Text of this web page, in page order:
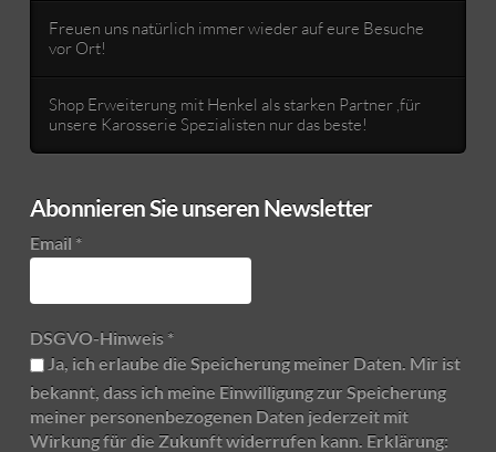
Freuen uns natürlich immer wieder auf eure Besuche
vor Ort!
Shop Erweiterung mit Henkel als starken Partner ,für
unsere Karosserie Spezialisten nur das beste!
Abonnieren Sie unseren Newsletter
Email *
DSGVO-Hinweis*
Ja, ich erlaube die Speicherung meiner Daten. Mir ist
bekannt, dass ich meine Einwilligung zur Speicherung
meiner personenbezogenen Daten jederzeit mit
Wirkung für die Zukunft widerrufen kann. Erklärung: